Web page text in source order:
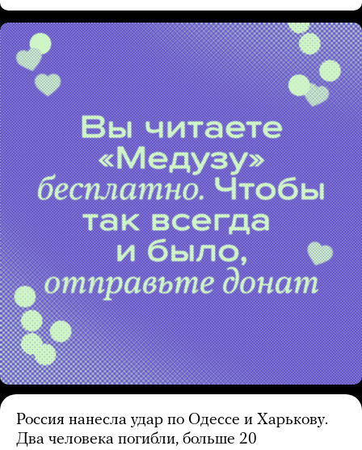
Россия нанесла удар по Одессе и Харькову.
Два человека погибли, больше 20